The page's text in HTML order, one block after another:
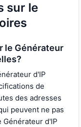
sur le
le Générateur
d'IP
de
des adresses
peuvent ne pas
d'IP